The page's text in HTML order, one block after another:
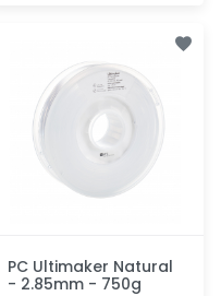
PC Ultimaker Natural
- 2.85mm - 750g